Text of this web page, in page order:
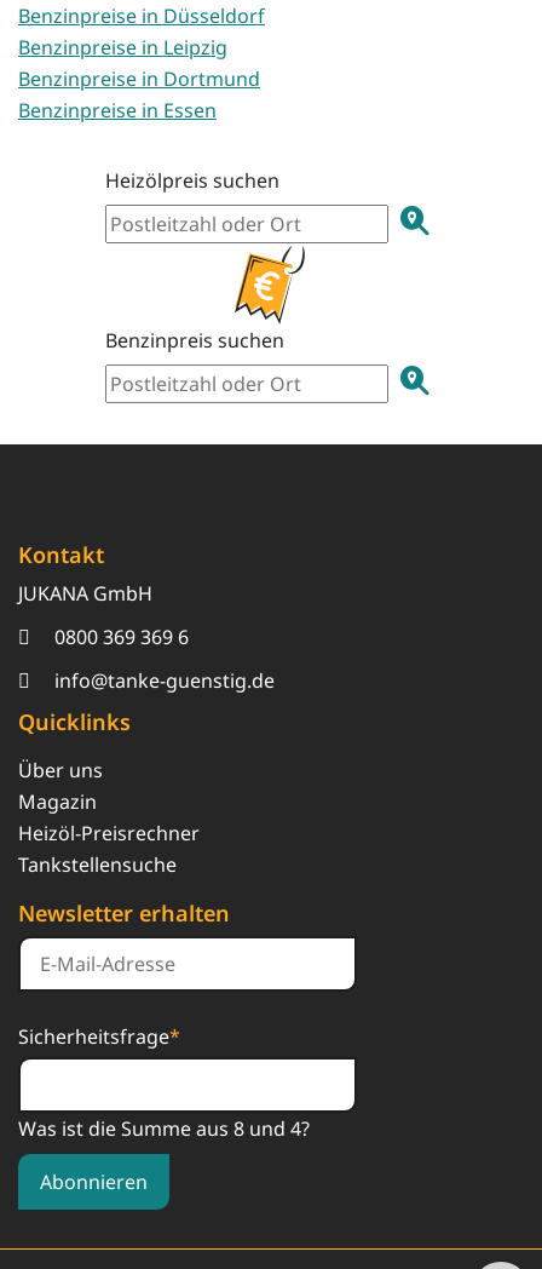
Benzinpreise in Düsseldorf
Benzinpreise in Leipzig
Benzinpreise in Dortmund
Benzinpreise in Essen
Heizölpreis suchen
Benzinpreis suchen
Kontakt
JUKANA GmbH
0800 369 369 6
info@tanke-guenstig.de
Quicklinks
Über uns
Magazin
Heizöl-Preisrechner
Tankstellensuche
Newsletter erhalten
Sicherheitsfrage*
Was ist die Summe aus 8 und 4?
Abonnieren